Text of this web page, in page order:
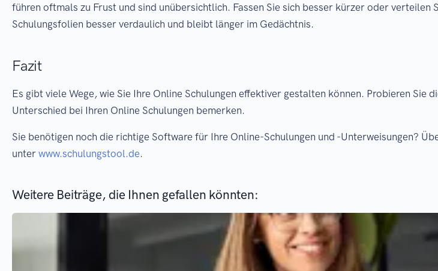
führen oftmals zu Frust und sind unübersichtlich. Fassen Sie sich besser kürzer oder
Schulungsfolien besser verdaulich und bleibt länger im Gedächtnis.
Fazit
Es gibt viele Wege, wie Sie Ihre Online Schulungen effektiver gestalten können. Probieren Sie
Unterschied bei Ihren Online Schulungen bemerken.
Sie benötigen noch die richtige Software für Ihre Online-Schulungen und -Unterweisungen?
unter www.schulungstool.de.
Weitere Beiträge, die Ihnen gefallen könnten: